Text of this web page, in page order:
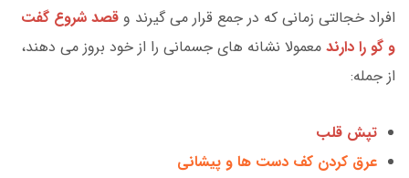
افراد خجالتی زمانی که در جمع قرار می گیرند و قصد شروع گفت
و گو را دارند معمولا نشانه های جسمانی را از خود بروز می دهند،
از جمله:
تپش قلب
عرق کردن کف دست ها و پیشانی